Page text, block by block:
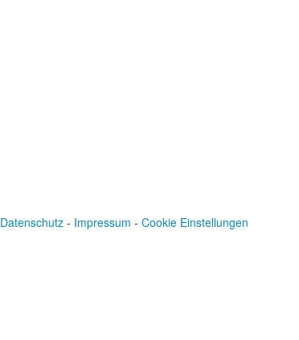
Datenschutz - Impressum - Cookie Einstellungen